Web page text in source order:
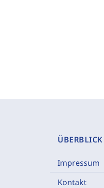
ÜBERBLICK
Impressum
Kontakt